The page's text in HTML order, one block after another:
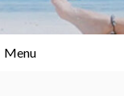
Menu